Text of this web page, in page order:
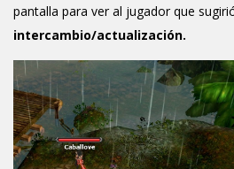
pantalla para ver al jugador que
intercambio/actualización.